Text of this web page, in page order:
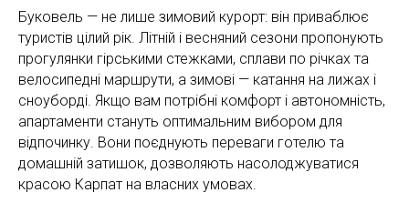
Буковель — не лише зимовий курорт: він приваблює
туристів цілий рік. Літній і весняний сезони пропонують
прогулянки гірськими стежками, сплави по річках та
велосипедні маршрути, а зимові — катання на лижах і
сноуборді. Якщо вам потрібні комфорт і автономність,
апартаменти стануть оптимальним вибором для
відпочинку. Вони поєднують переваги готелю та
домашній затишок, дозволяють насолоджуватися
красою Карпат на власних умовах.